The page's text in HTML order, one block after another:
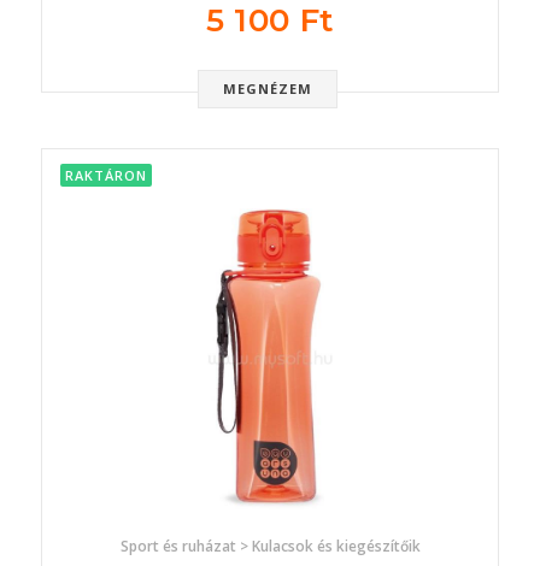
5 100 Ft
MEGNÉZEM
RAKTÁRON
Sport és ruházat > Kulacsok és kiegészítőik